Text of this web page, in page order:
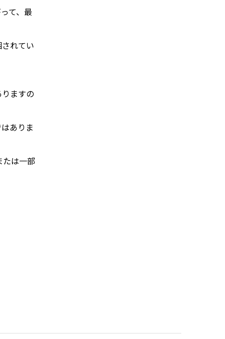
て、最
れてい
ますの
ありま
たは一部